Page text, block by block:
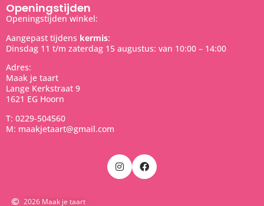
Openingstijden
Openingstijden winkel:
Aangepast tijdens kermis:
Dinsdag 11 t/m zaterdag 15 augustus: van 10:00 – 14:00
Adres:
Maak je taart
Lange Kerkstraat 9
1621 EG Hoorn
T: 0229-504560
M: maakjetaart@gmail.com
2026 Maak je taart